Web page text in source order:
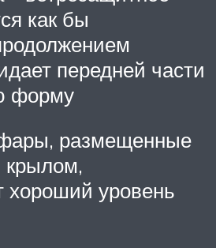
как бы
передней части
форму
размещенные
крылом,
хороший уровень